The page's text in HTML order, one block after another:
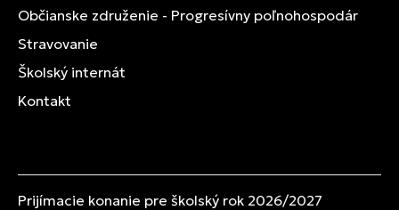
Občianske združenie - Progresívny poľnohospodár
Stravovanie
Školský internát
Kontakt
Prijímacie konanie pre školský rok 2026/2027